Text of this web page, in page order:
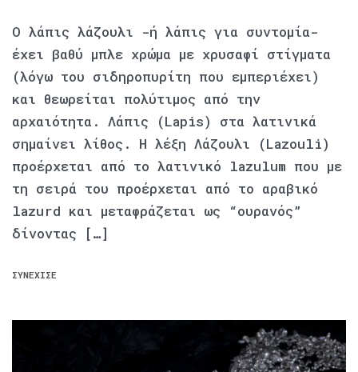
Ο λάπις λάζουλι -ή λάπις για συντομία-
έχει βαθύ μπλε χρώμα με χρυσαφί στίγματα
(λόγω του σιδηροπυρίτη που εμπεριέχει)
και θεωρείται πολύτιμος από την
αρχαιότητα. Λάπις (Lapis) στα λατινικά
σημαίνει λίθος. Η λέξη Λάζουλι (Lazouli)
προέρχεται από το λατινικό lazulum που με
τη σειρά του προέρχεται από το αραβικό
lazurd και μεταφράζεται ως “ουρανός”
δίνοντας […]
ΣΥΝΈΧΙΣΕ